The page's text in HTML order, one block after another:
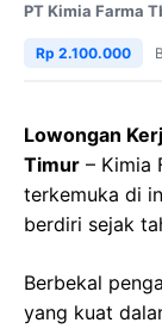
PT Kimia Farma
Rp 2.100.000
Lowongan
Timur – Kimia
terkemuka di
berdiri sejak
Berbekal
yang kuat